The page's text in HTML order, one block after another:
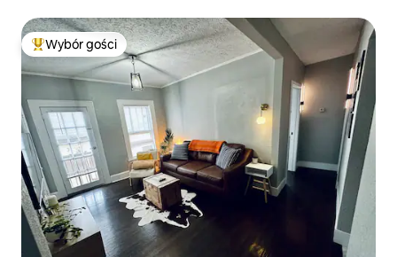
Najpopularniejsze z kategorii Wybór gości
Wybór gości